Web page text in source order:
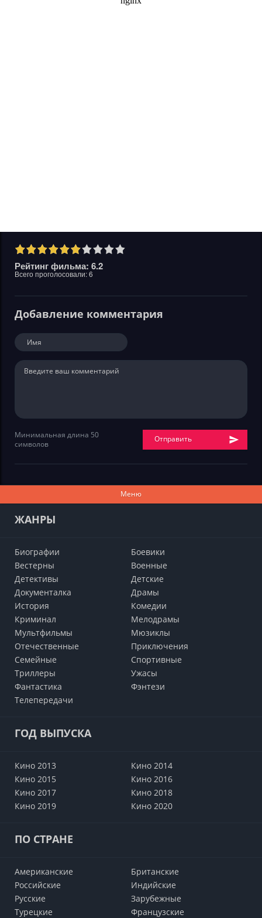
Рейтинг фильма: 6.2
Всего проголосовали:6
Добавление комментария
Минимальная длина 50
символов
Отправить
Меню
ЖАНРЫ
Биографии
Боевики
Вестерны
Военные
Детективы
Детские
Документалка
Драмы
История
Комедии
Криминал
Мелодрамы
Мультфильмы
Мюзиклы
Отечественные
Приключения
Семейные
Cпортивные
Триллеры
Ужасы
Фантастика
Фэнтези
Телепередачи
ГОД ВЫПУСКА
Кино 2013
Кино 2014
Кино 2015
Кино 2016
Кино 2017
Кино 2018
Кино 2019
Кино 2020
ПО СТРАНЕ
Американские
Британские
Российские
Индийские
Русские
Зарубежные
Турецкие
Французские